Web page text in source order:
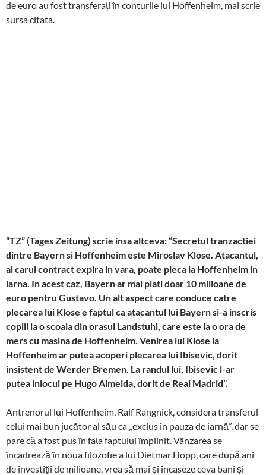
de euro au fost transferați în conturile lui Hoffenheim, mai scrie
sursa citata.
“TZ” (Tages Zeitung) scrie insa altceva: “Secretul tranzactiei
dintre Bayern si Hoffenheim este Miroslav Klose. Atacantul,
al carui contract expira in vara, poate pleca la Hoffenheim in
iarna. In acest caz, Bayern ar mai plati doar 10 milioane de
euro pentru Gustavo. Un alt aspect care conduce catre
plecarea lui Klose e faptul ca atacantul lui Bayern si-a inscris
copiii la o scoala din orasul Landstuhl, care este la o ora de
mers cu masina de Hoffenheim. Venirea lui Klose la
Hoffenheim ar putea acoperi plecarea lui Ibisevic, dorit
insistent de Werder Bremen. La randul lui, Ibisevic l-ar
putea inlocui pe Hugo Almeida, dorit de Real Madrid”.
Antrenorul lui Hoffenheim, Ralf Rangnick, considera transferul
celui mai bun jucător al său ca „exclus în pauza de iarnă”, dar se
pare că a fost pus în fața faptului împlinit. Vânzarea se
încadrează în noua filozofie a lui Dietmar Hopp, care după ani
de investiții de milioane, vrea să mai și încaseze ceva bani și